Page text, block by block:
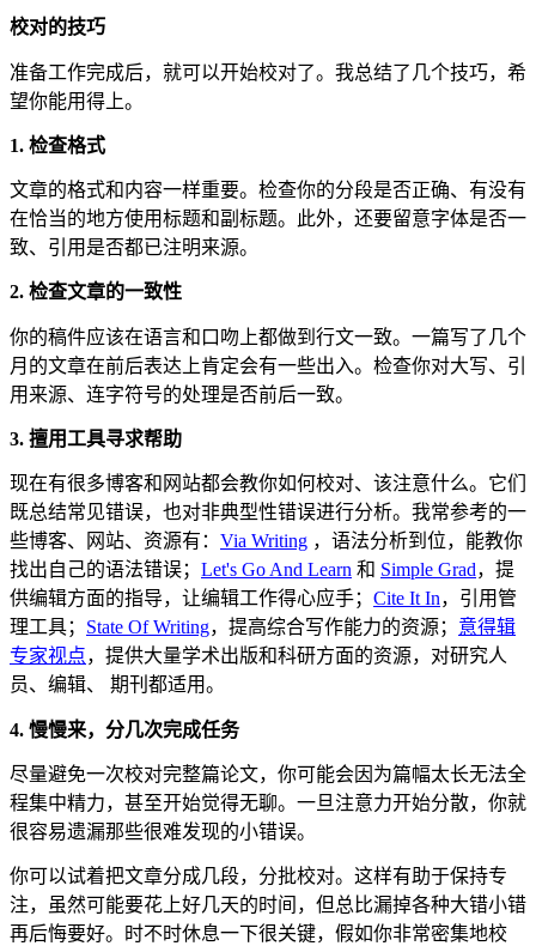
校对的技巧
准备工作完成后，就可以开始校对了。我总结了几个技巧，希
望你能用得上。
1. 检查格式
文章的格式和内容一样重要。检查你的分段是否正确、有没有
在恰当的地方使用标题和副标题。此外，还要留意字体是否一
致、 引用是否都已注明来源。
2. 检查文章的一致性
你的稿件应该在语言和口吻上都做到行文一致。一篇写了几个
月的文章在前后表达上肯定会有一些出入。检查你对大写、引
用来源、连字符号的处理是否前后一致。
3. 擅用工具寻求帮助
现在有很多博客和网站都会教你如何校对、该注意什么。它们
既总结常见错误，也对非典型性错误进行分析。我常参考的一
些博客、网站、资源有： Via Writing ，语法分析到位，能教你
找出自己的语法错误； Let's Go And Learn 和 Simple Grad，提
供编辑方面的指导，让编辑工作得心应手； Cite It In，引用管
理工具； State Of Writing，提高综合写作能力的资源； 意得辑
专家视点，提供大量学术出版和科研方面的资源，对研究人
员、编辑、
期刊都适用。
4. 慢慢来，分几次完成任务
尽量避免一次校对完整篇论文，你可能会因为篇幅太长无法全
程集中精力，甚至开始觉得无聊。一旦注意力开始分散，你就
很容易遗漏那些很难发现的小错误。
你可以试着把文章分成几段，分批校对。这样有助于保持专
注，虽然可能要花上好几天的时间，但总比漏掉各种大错小错
再后悔要好。时不时休息一下很关键，假如你非常密集地校